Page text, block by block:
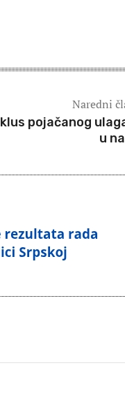
Naredni
pojačanog
u